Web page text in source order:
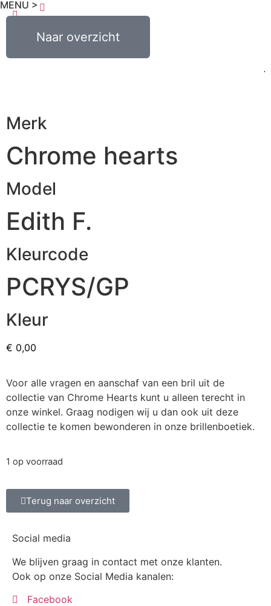
MENU >
Naar overzicht
0,00 0
Merk
Chrome hearts
Model
Edith F.
Kleurcode
PCRYS/GP
Kleur
€ 0,00
Voor alle vragen en aanschaf van een bril uit de
collectie van Chrome Hearts kunt u alleen terecht in
onze winkel. Graag nodigen wij u dan ook uit deze
collectie te komen bewonderen in onze brillenboetiek.
1 op voorraad
Terug naar overzicht
Social media
We blijven graag in contact met onze klanten.
Ook op onze Social Media kanalen:
Facebook